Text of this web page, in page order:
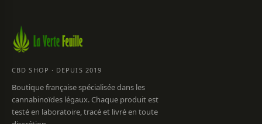
CBD SHOP · DEPUIS 2019
Boutique française spécialisée dans les
cannabinoïdes légaux. Chaque produit est
testé en laboratoire, tracé et livré en toute